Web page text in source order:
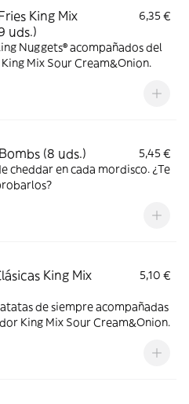
King Mix
uds.)
6,35 €
Nuggets® acompañados del
Mix Sour Cream&Onion.
(8 uds.)
5,45 €
cheddar en cada mordisco. ¿Te
King Mix
5,10 €
de siempre acompañadas
King Mix Sour Cream&Onion.